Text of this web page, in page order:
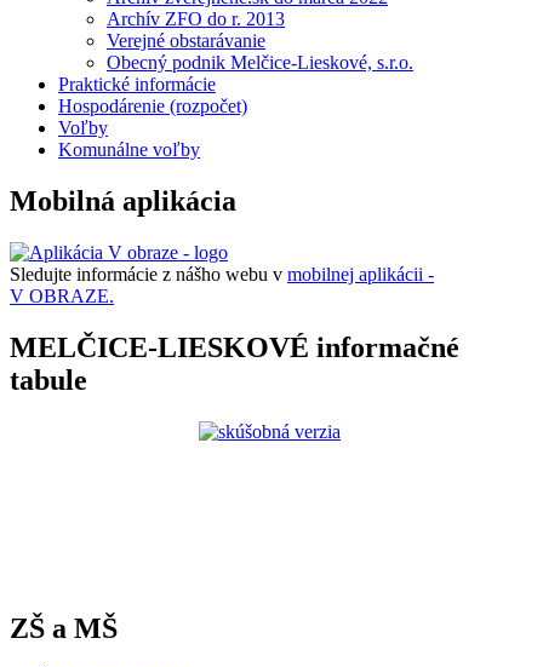
Archív ZFO do r. 2013
Verejné obstarávanie
Obecný podnik Melčice-Lieskové, s.r.o.
Praktické informácie
Hospodárenie (rozpočet)
Voľby
Komunálne voľby
Mobilná aplikácia
Sledujte informácie z nášho webu v mobilnej aplikácii -
V OBRAZE.
MELČICE-LIESKOVÉ informačné
tabule
ZŠ a MŠ